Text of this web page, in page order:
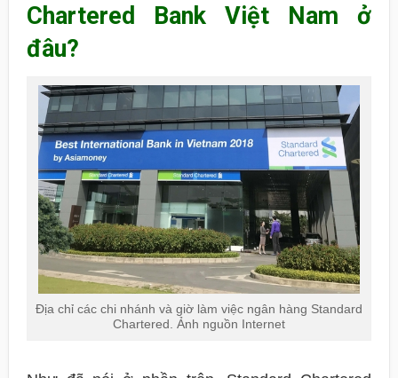
Chartered Bank Việt Nam ở
đâu?
Địa chỉ các chi nhánh và giờ làm việc ngân hàng Standard
Chartered. Ảnh nguồn Internet